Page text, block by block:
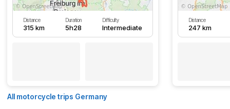
Distance
315 km
Duration
5h28
Difficulty
Intermediate
Distance
247 km
All motorcycle trips Germany